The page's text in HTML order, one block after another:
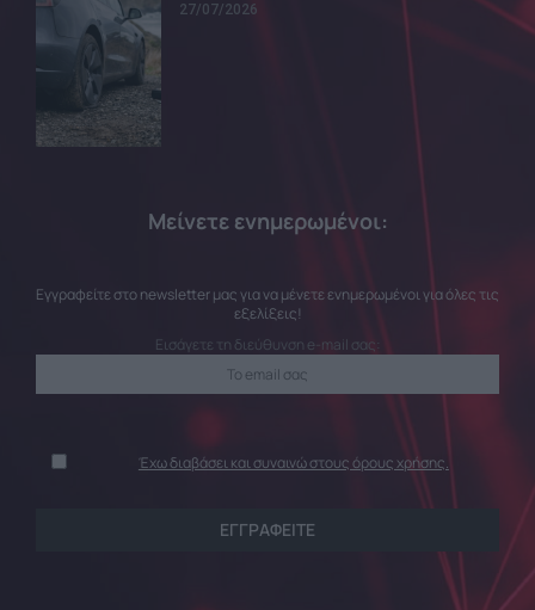
27/07/2026
Μείνετε ενημερωμένοι:
Εγγραφείτε στο newsletter μας για να μένετε ενημερωμένοι για όλες τις
εξελίξεις!
Εισάγετε τη διεύθυνση e-mail σας:
Έχω διαβάσει και συναινώ στους όρους χρήσης.